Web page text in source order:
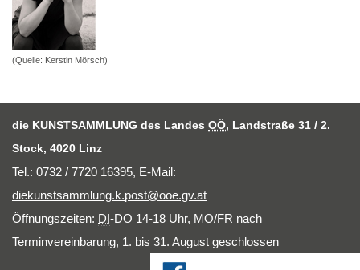
(Quelle: Kerstin Mörsch)
die KUNSTSAMMLUNG des Landes OÖ, Landstraße 31 / 2.
Stock, 4020 Linz
Tel.: 0732 / 7720 16395, E-Mail:
diekunstsammlung.k.post@ooe.gv.at
Öffnungszeiten: DI-DO 14-18 Uhr, MO/FR nach
Terminvereinbarung, 1. bis 31. August geschlossen